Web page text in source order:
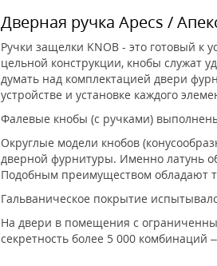
Дверная ручка Apecs /
Ручки защелки KNOB - это готовый к
цельной конструкции, кнобы служат
думать над комплектацией двери
устройстве и установке каждого
Фалевые кнобы (с ручками)
Округлые модели кнобов
дверной фурнитуры. Именно латунь
Подобным преимуществом обладают
Гальваническое покрытие
На двери в помещения с
секретность более 5 000